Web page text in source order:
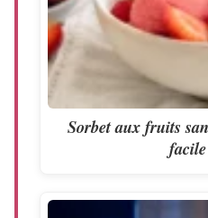
Sorbet aux fruits